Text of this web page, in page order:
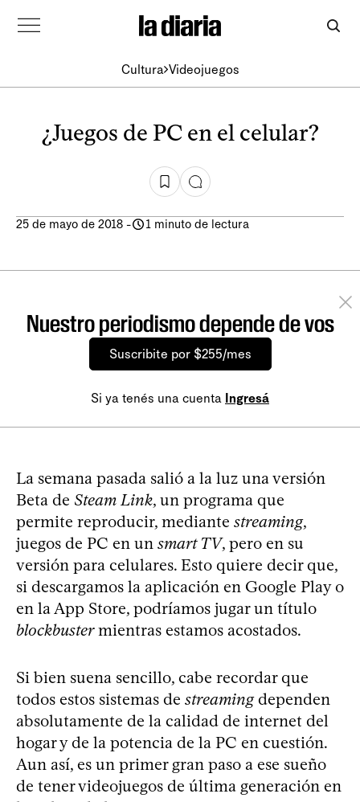
Cultura Videojuegos
¿Juegos de PC en el celular?
25 de mayo de 2018 - 1 minuto de lectura
Nuestro periodismo depende de vos
Suscribite por $255/mes
Si ya tenés una cuenta Ingresá
La semana pasada salió a la luz una versión
Beta de Steam Link, un programa que
permite reproducir, mediante streaming,
juegos de PC en un smart TV, pero en su
versión para celulares. Esto quiere decir que,
si descargamos la aplicación en Google Play o
en la App Store, podríamos jugar un título
blockbustermientras estamos acostados.
Si bien suena sencillo, cabe recordar que
todos estos sistemas de streamingdependen
absolutamente de la calidad de internet del
hogar y de la potencia de la PC en cuestión.
Aun así, es un primer gran paso a ese sueño
de tener videojuegos de última generación en